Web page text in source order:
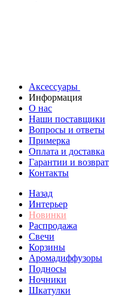
Аксессуары
Информация
О нас
Наши поставщики
Вопросы и ответы
Примерка
Оплата и доставка
Гарантии и возврат
Контакты
Назад
Интерьер
Новинки
Распродажа
Свечи
Корзины
Аромадиффузоры
Подносы
Ночники
Шкатулки